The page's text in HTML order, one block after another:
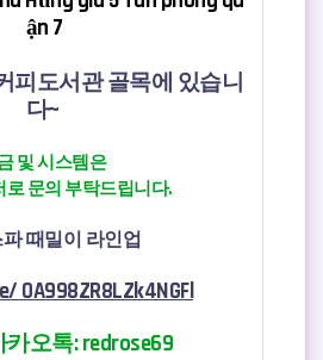
ận 7
피도서관 골목에 있습니
다~
및 시스템은
로 문의 부탁드립니다.
때밀이 라인업
카오톡:redrose69